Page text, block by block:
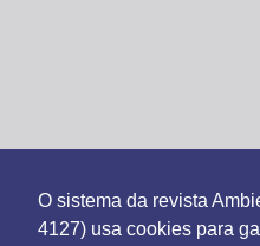
O sistema da revista
4127) usa cookies para